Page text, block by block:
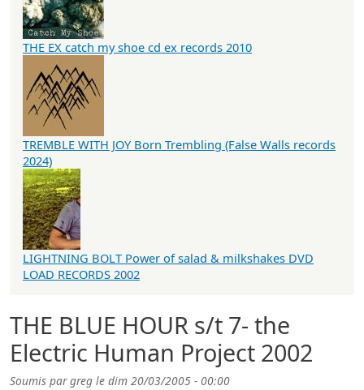
THE BLUE HOUR s/t 7- the
Electric Human Project 2002
Soumis pargreg le dim 20/03/2005 - 00:00
THE EX catch my shoe cd ex records 2010
TREMBLE WITH JOY Born Trembling (False Walls records
2024)
LIGHTNING BOLT Power of salad & milkshakes DVD
LOAD RECORDS 2002